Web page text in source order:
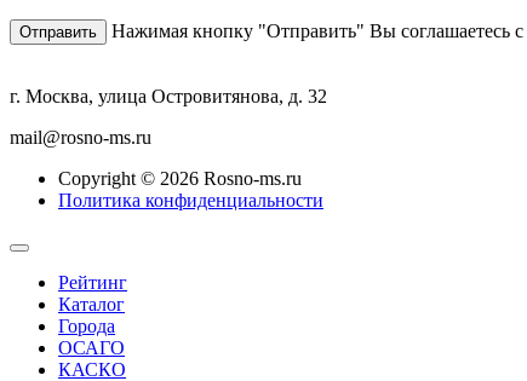
Нажимая кнопку "Отправить" Вы соглашаетесь с
г. Москва, улица Островитянова, д. 32
mail@rosno-ms.ru
Copyright © 2026 Rosno-ms.ru
Политика конфиденциальности
Рейтинг
Каталог
Города
ОСАГО
КАСКО